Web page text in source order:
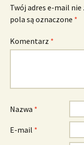
Twój adres e-mail
pola są oznaczone *
Komentarz *
Nazwa *
E-mail *